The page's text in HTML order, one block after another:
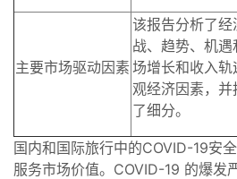
主要市场驱动因素
该报告分析了
战、趋势、机
场增长和收入
观经济因素，
了细分。
国内和国际旅行中的COVID-19安
服务市场价值。COVID-19 的爆发